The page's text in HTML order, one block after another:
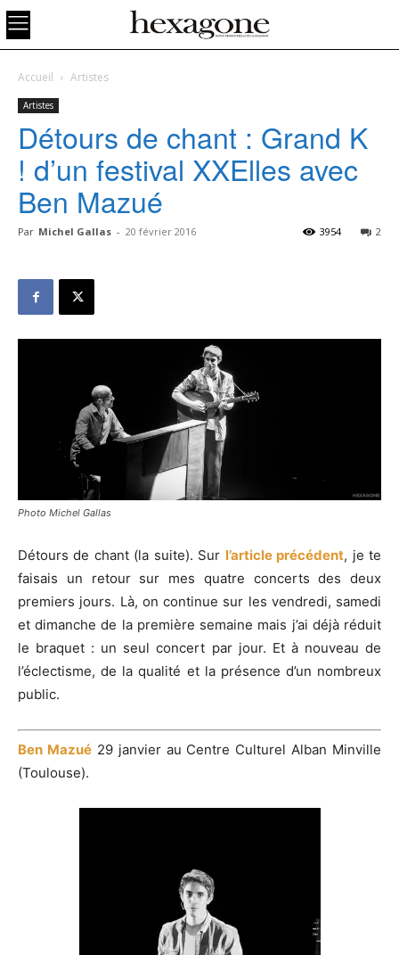
Accueil Artistes
Artistes
Détours de chant : Grand K
! d’un festival XXElles avec
Ben Mazué
Par Michel Gallas - 20 février 2016 2
3954
Photo Michel Gallas
Détours de chant (la suite). Sur l’article précédent, je te
faisais un retour sur mes quatre concerts des deux
premiers jours. Là, on continue sur les vendredi, samedi
et dimanche de la première semaine mais j’ai déjà réduit
le braquet : un seul concert par jour. Et à nouveau de
l’éclectisme, de la qualité et la présence d’un nombreux
public.
Ben Mazué29 janvier au Centre Culturel Alban Minville
(Toulouse).